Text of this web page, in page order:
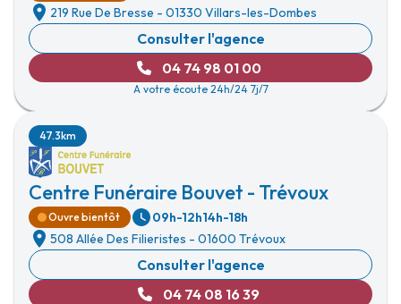
219 Rue De Bresse - 01330 Villars-les-Dombes
Consulter l'agence
04 74 98 01 00
A votre écoute 24h/24 7j/7
Centre Funéraire Bouvet - Trévoux
47.3km
Ouvre bientôt 09h-12h14h-18h
508 Allée Des Filieristes - 01600 Trévoux
Consulter l'agence
04 74 08 16 39